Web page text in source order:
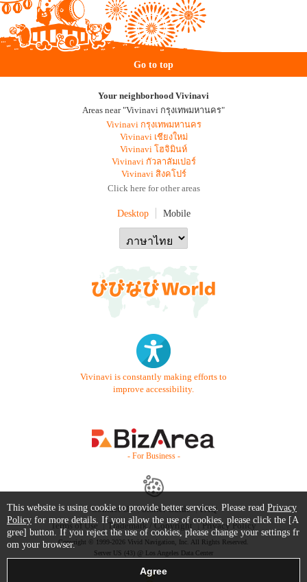
Go to top
Your neighborhood Vivinavi
Areas near "Vivinavi กรุงเทพมหานคร"
Vivinavi กรุงเทพมหานคร
Vivinavi เชียงใหม่
Vivinavi โฮจิมินห์
Vivinavi กัวลาลัมเปอร์
Vivinavi สิงคโปร์
Click here for other areas
Desktop Mobile
Vivinavi is constantly making efforts to
improve accessibility.
- For Business -
Contact Us Starter Guide
FAQ
Terms of Use
Trademark / Copyright Privacy Policy
Copyright © 1999-2026 Vivid Navigation, Inc. All Rights Reserved.
Server US (43) @ Los Angeles Data Center
This website is using cookie to provide better services. Please read Privacy
Policy for more details. If you allow the use of cookies, please click the [A
gree] button. If you reject the use of cookies, please change your settings fr
om your browser.